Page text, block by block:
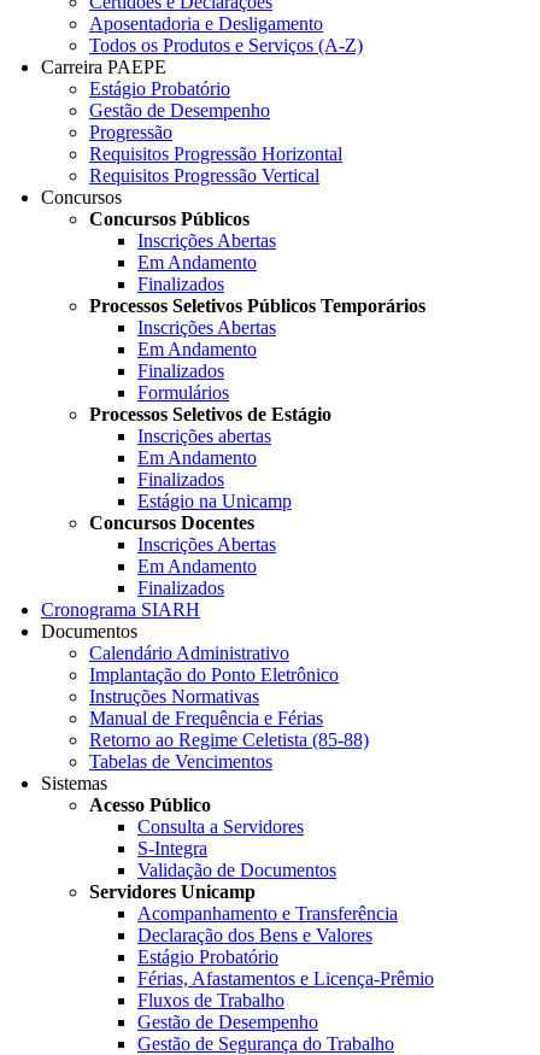
Aposentadoria e Desligamento
Todos os Produtos e Serviços (A-Z)
Carreira PAEPE
Estágio Probatório
Gestão de Desempenho
Progressão
Requisitos Progressão Horizontal
Requisitos Progressão Vertical
Concursos
Concursos Públicos
Inscrições Abertas
Em Andamento
Finalizados
Processos Seletivos Públicos Temporários
Inscrições Abertas
Em Andamento
Finalizados
Formulários
Processos Seletivos de Estágio
Inscrições abertas
Em Andamento
Finalizados
Estágio na Unicamp
Concursos Docentes
Inscrições Abertas
Em Andamento
Finalizados
Cronograma SIARH
Documentos
Calendário Administrativo
Implantação do Ponto Eletrônico
Instruções Normativas
Manual de Frequência e Férias
Retorno ao Regime Celetista (85-88)
Tabelas de Vencimentos
Sistemas
Acesso Público
Consulta a Servidores
S-Integra
Validação de Documentos
Servidores Unicamp
Acompanhamento e Transferência
Declaração dos Bens e Valores
Estágio Probatório
Férias, Afastamentos e Licença-Prêmio
Fluxos de Trabalho
Gestão de Desempenho
Gestão de Segurança do Trabalho